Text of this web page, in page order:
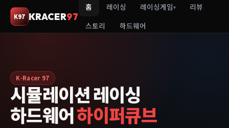
K97 KRACER97
홈 레이싱 레이싱게임▾
리뷰
스토리
하드웨어
K-Racer 97
시뮬레이션 레이싱
하드웨어 하이퍼큐브